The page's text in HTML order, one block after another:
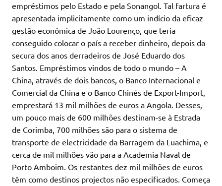
empréstimos pelo Estado e pela Sonangol. Tal fartura é
apresentada implicitamente como um indício da eficaz
gestão económica de João Lourenço, que teria
conseguido colocar o país a receber dinheiro, depois da
secura dos anos derradeiros de José Eduardo dos
Santos. Empréstimos vindos de todo o mundo – A
China, através de dois bancos, o Banco Internacional e
Comercial da China e o Banco Chinês de Export-Import,
emprestará 13 mil milhões de euros a Angola. Desses,
um pouco mais de 600 milhões destinam-se à Estrada
de Corimba, 700 milhões são para o sistema de
transporte de electricidade da Barragem da Luachima, e
cerca de mil milhões vão para a Academia Naval de
Porto Amboim. Os restantes dez mil milhões de euros
têm como destinos projectos não especificados. Começa